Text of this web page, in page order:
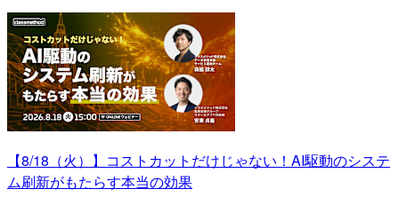
【8/18（火）】コストカットだけじゃない！AI駆動のシステ
ム刷新がもたらす本当の効果